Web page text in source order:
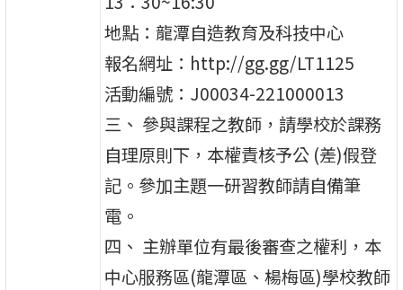
地點：龍潭自造教育及科技中心
報名網址：http://gg.gg/LT1125
活動編號：J00034-221000013
三、 參與課程之教師，請學校於課務
自理原則下，本權責核予公 (差)假登
記。參加主題一研習教師請自備筆
電。
四、 主辦單位有最後審查之權利，本
中心服務區(龍潭區、楊梅區)學校教師